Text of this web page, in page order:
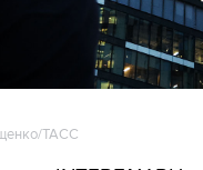
ТАСС